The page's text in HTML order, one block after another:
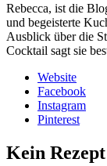
Rebecca, ist die
und begeisterte
Ausblick über die
Cocktail sagt sie
Website
Facebook
Instagram
Pinterest
Kein